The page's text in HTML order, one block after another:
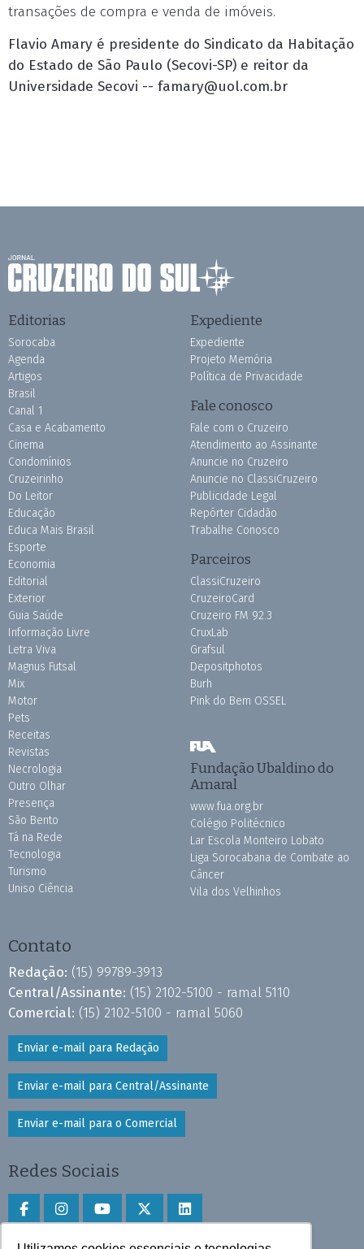
transações de compra e venda de imóveis.
Flavio Amary é presidente do Sindicato da Habitação
do Estado de São Paulo (Secovi-SP) e reitor da
Universidade Secovi -- famary@uol.com.br
Editorias
Sorocaba
Agenda
Artigos
Brasil
Canal 1
Casa e Acabamento
Cinema
Condomínios
Cruzeirinho
Do Leitor
Educação
Educa Mais Brasil
Esporte
Economia
Editorial
Exterior
Guia Saúde
Informação Livre
Letra Viva
Magnus Futsal
Mix
Motor
Pets
Receitas
Revistas
Necrologia
Outro Olhar
Presença
São Bento
Tá na Rede
Tecnologia
Turismo
Uniso Ciência
Expediente
Expediente
Projeto Memória
Política de Privacidade
Fale conosco
Fale com o Cruzeiro
Atendimento ao Assinante
Anuncie no Cruzeiro
Anuncie no ClassiCruzeiro
Publicidade Legal
Repórter Cidadão
Trabalhe Conosco
Parceiros
ClassiCruzeiro
CruzeiroCard
Cruzeiro FM 92.3
CruxLab
Grafsul
Depositphotos
Burh
Pink do Bem OSSEL
Fundação Ubaldino do
Amaral
www.fua.org.br
Colégio Politécnico
Lar Escola Monteiro Lobato
Liga Sorocabana de Combate ao
Câncer
Vila dos Velhinhos
Contato
Redação: (15) 99789-3913
Central/Assinante: (15) 2102-5100 - ramal 5110
Comercial: (15) 2102-5100 - ramal 5060
Enviar e-mail para Redação
Enviar e-mail para Central/Assinante
Enviar e-mail para o Comercial
Redes Sociais